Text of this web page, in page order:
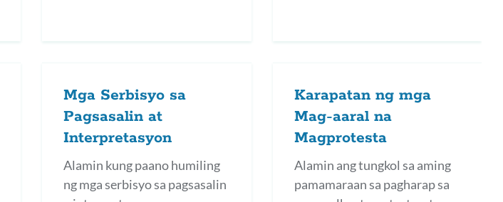
Mga Serbisyo sa
Pagsasalin at
Interpretasyon
Alamin kung paano humiling
ng mga serbisyo sa pagsasalin
Karapatan ng mga
Mag-aaral na
Magprotesta
Alamin ang tungkol sa aming
pamamaraan sa pagharap sa